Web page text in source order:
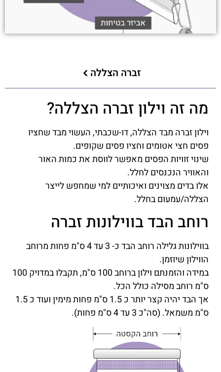
זברה הצללה
מה זה וילון זברה הצללה?
וילון זברה מבד הצללה, דו-שכבתי, העשוי מבד שחציו
פסים חצי אטומים וחציו פסים שקופים.
שינוי זוויות הפסים מאפשר לווסת את כמות האור
והאוויר הנכנסים לחלל.
אלו בדים מצוינים ואיכותיים למי שמחפש לייצר
הצללה/עמעום בחלל.
רוחב הבד בווילונות זברה
בווילונות גלילה רוחב הבד כ- 3 עד 4 ס"מ פחות מרוחב
הווילון שיוזמן.
במידה והזמנתם וילון ברוחב 100 ס"מ, תקבלו במדויק 100
ס"מ רוחב מסילה כולל הכל.
אך הבד יהיה קצר יותר כ 1.5 ס"מ פחות מימין ועוד כ 1.5
ס"מ משמאל. (סה"כ 3 עד 4 ס"מ פחות).